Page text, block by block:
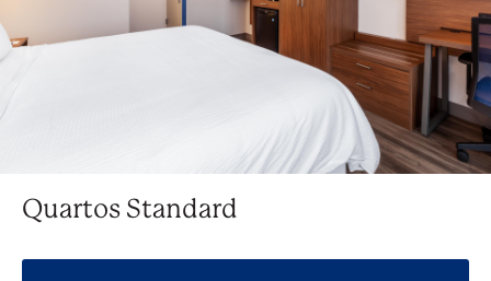
Quartos Standard